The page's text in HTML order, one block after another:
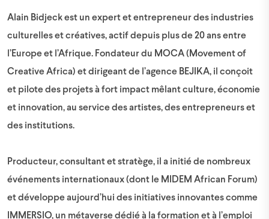
Alain Bidjeck est un expert et entrepreneur des industries
culturelles et créatives, actif depuis plus de 20 ans entre
l’Europe et l’Afrique. Fondateur du MOCA (Movement of
Creative Africa) et dirigeant de l’agence BEJIKA, il conçoit
et pilote des projets à fort impact mêlant culture, économie
et innovation, au service des artistes, des entrepreneurs et
des institutions.
Producteur, consultant et stratège, il a initié de nombreux
événements internationaux (dont le MIDEM African Forum)
et développe aujourd’hui des initiatives innovantes comme
IMMERSIO, un métaverse dédié à la formation et à l’emploi